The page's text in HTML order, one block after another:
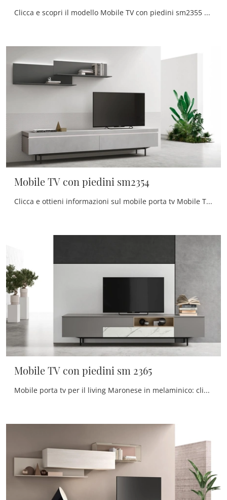
Clicca e scopri il modello Mobile TV con piedini sm2355 Maronese: questo mobile per la TV in melaminico è tra le più originali soluzioni per il ...
Mobile TV con piedini sm2354
Clicca e ottieni informazioni sul mobile porta tv Mobile TV con piedini sm2354 di Maronese: realizzato in melaminico, ben si inserisce in spazi ...
Mobile TV con piedini sm 2365
Mobile porta tv per il living Maronese in melaminico: clicca e scopri di più sul modello Mobile TV con piedini sm 2365, perfetto per spazi moderni.